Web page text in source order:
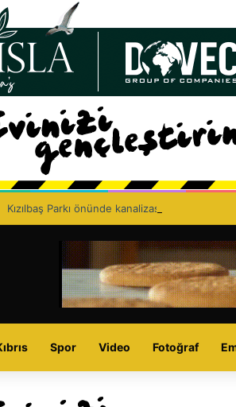
Kızılbaş Parkı önünde kanalizasyon
Spor Video Fotoğraf